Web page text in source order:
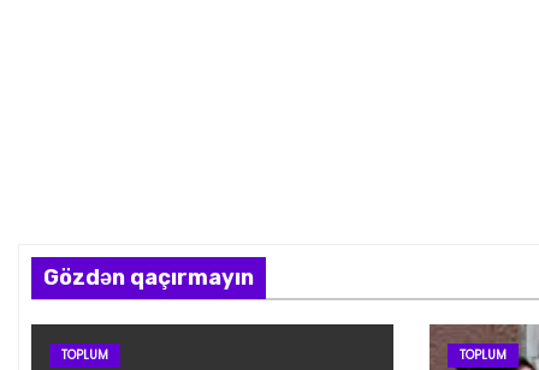
Gözdən qaçırmayın
TOPLUM TOPLUM